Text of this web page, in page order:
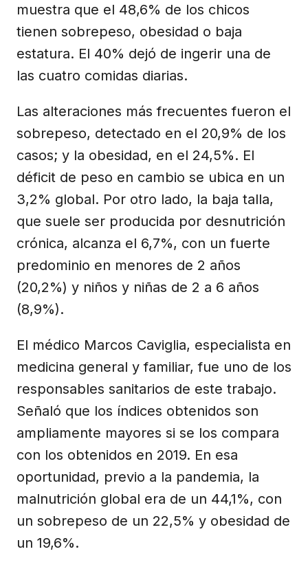
muestra que el 48,6% de los chicos
tienen sobrepeso, obesidad o baja
estatura. El 40% dejó de ingerir una de
las cuatro comidas diarias.
Las alteraciones más frecuentes fueron el
sobrepeso, detectado en el 20,9% de los
casos; y la obesidad, en el 24,5%. El
déficit de peso en cambio se ubica en un
3,2% global. Por otro lado, la baja talla,
que suele ser producida por desnutrición
crónica, alcanza el 6,7%, con un fuerte
predominio en menores de 2 años
(20,2%) y niños y niñas de 2 a 6 años
(8,9%).
El médico Marcos Caviglia, especialista en
medicina general y familiar, fue uno de los
responsables sanitarios de este trabajo.
Señaló que los índices obtenidos son
ampliamente mayores si se los compara
con los obtenidos en 2019. En esa
oportunidad, previo a la pandemia, la
malnutrición global era de un 44,1%, con
un sobrepeso de un 22,5% y obesidad de
un 19,6%.